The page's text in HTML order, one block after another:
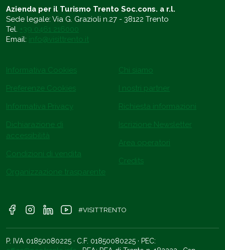
Azienda per il Turismo Trento Soc.cons. a r.l.
Sede legale: Via G. Grazioli n.27 - 38122 Trento
Tel. +39 0461 216000
Email: info@visittrento.it
Informativa Cookies
Preferenze Cookies
Informativa Privacy
Dichiarazione di
accessibilità
Condizioni di vendita
Organizzazione trasparente
Chi siamo
I nostri partner
Richiesta informazioni
Iscrizione Newsletter
Area operatori
Credits
#VISITTRENTO
P. IVA 01850080225 · C.F. 01850080225 · PEC: